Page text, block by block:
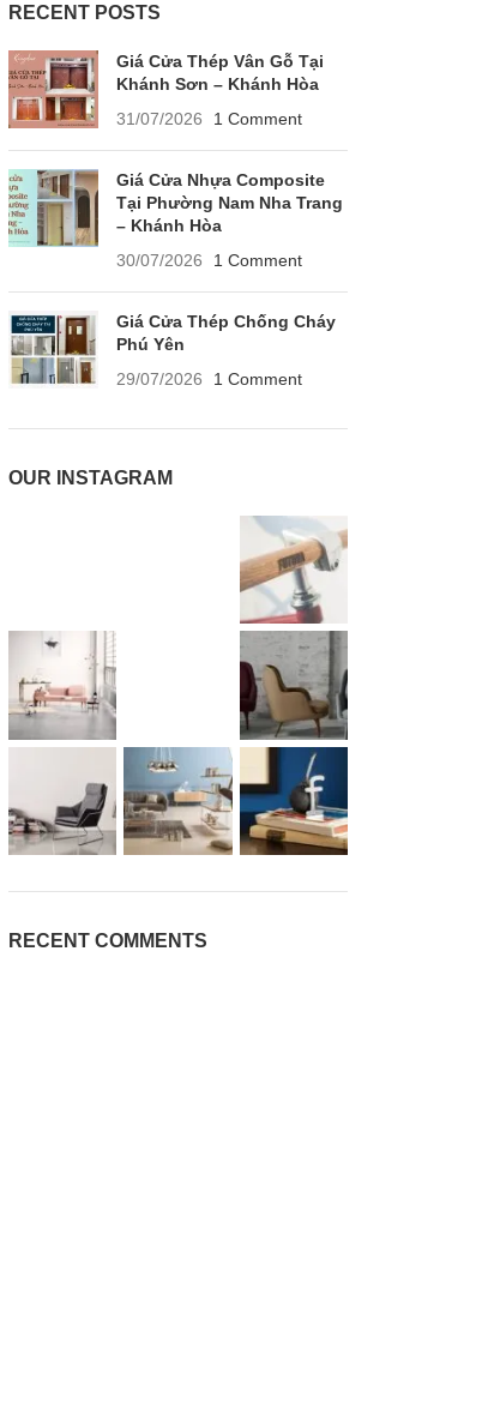
RECENT POSTS
Giá Cửa Thép Vân Gỗ Tại
Khánh Sơn – Khánh Hòa
31/07/2026
1 Comment
Giá Cửa Nhựa Composite
Tại Phường Nam Nha Trang
– Khánh Hòa
30/07/2026
1 Comment
Giá Cửa Thép Chống Cháy
Phú Yên
29/07/2026
1 Comment
OUR INSTAGRAM
RECENT COMMENTS